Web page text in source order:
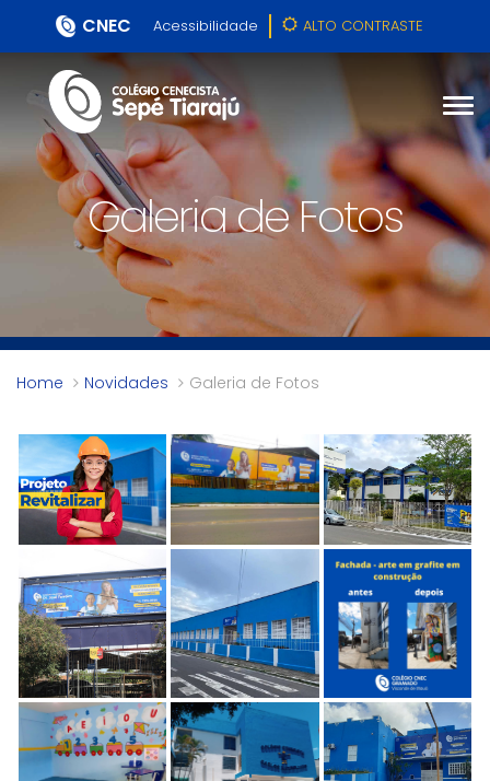
CNEC Acessibilidade ALTO CONTRASTE
Galeria de Fotos
Home Novidades Galeria de Fotos